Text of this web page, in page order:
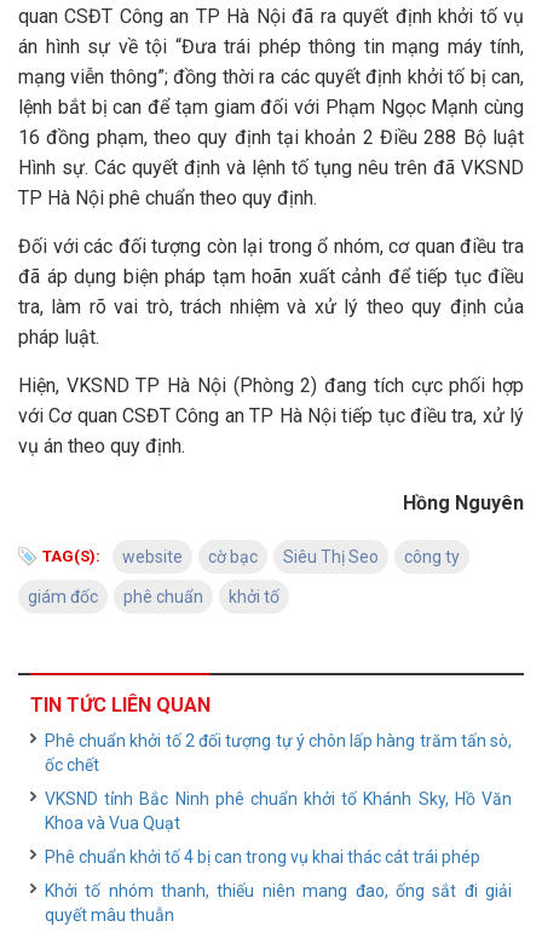
quan CSĐT Công an TP Hà Nội đã ra quyết định khởi tố vụ
án hình sự về tội “Đưa trái phép thông tin mạng máy tính,
mạng viễn thông”; đồng thời ra các quyết định khởi tố bị can,
lệnh bắt bị can để tạm giam đối với Phạm Ngọc Mạnh cùng
16 đồng phạm, theo quy định tại khoản 2 Điều 288 Bộ luật
Hình sự. Các quyết định và lệnh tố tụng nêu trên đã VKSND
TP Hà Nội phê chuẩn theo quy định.
Đối với các đối tượng còn lại trong ổ nhóm, cơ quan điều tra
đã áp dụng biện pháp tạm hoãn xuất cảnh để tiếp tục điều
tra, làm rõ vai trò, trách nhiệm và xử lý theo quy định của
pháp luật.
Hiện, VKSND TP Hà Nội (Phòng 2) đang tích cực phối hợp
với Cơ quan CSĐT Công an TP Hà Nội tiếp tục điều tra, xử lý
vụ án theo quy định.
Hồng Nguyên
TAG(S): website cờ bạc Siêu Thị Seo công ty
giám đốc phê chuẩn khởi tố
TIN TỨC LIÊN QUAN
Phê chuẩn khởi tố 2 đối tượng tự ý chôn lấp hàng trăm tấn sò,
ốc chết
VKSND tỉnh Bắc Ninh phê chuẩn khởi tố Khánh Sky, Hồ Văn
Khoa và Vua Quạt
Phê chuẩn khởi tố 4 bị can trong vụ khai thác cát trái phép
Khởi tố nhóm thanh, thiếu niên mang đao, ống sắt đi giải
quyết mâu thuẫn